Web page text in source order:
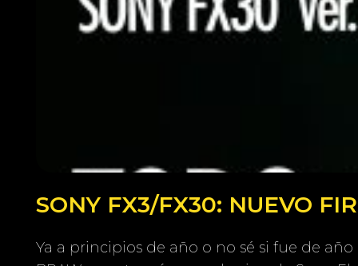
SONY FX3/FX30: NUEVO
Ya a principios de año o no sé si fue de